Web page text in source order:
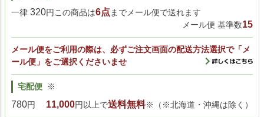
一律 320円この商品は6点までメール便で送れます
メール便 基準数15
メール便をご利用の際は、必ずご注文画面の配送方法選択で「メ
ール便」をご選択くださいませ
宅配便
780円
※
11,000円以上で送料無料※（※北海道・沖縄は除く）